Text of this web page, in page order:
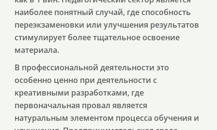
наиболее понятный случай, где способность
переэкзаменовки или улучшения результатов
стимулирует более тщательное освоение
материала.
В профессиональной деятельности это
особенно ценно при деятельности с
креативными разработками, где
первоначальная провал является
натуральным элементом процесса обучения и